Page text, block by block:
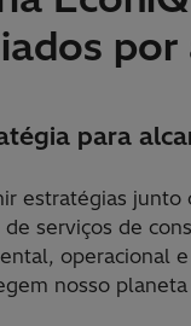
para
estratégias
serviços de
operacional
nosso